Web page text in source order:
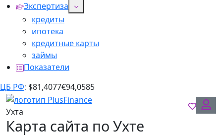
Экспертиза
кредиты
ипотека
кредитные карты
займы
Показатели
ЦБ РФ: $81,4077€94,0585
Ухта
Карта сайта по Ухте